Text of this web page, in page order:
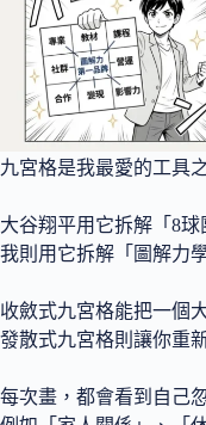
九宮格是我最愛的工具
大谷翔平用它拆解「8球
我則用它拆解「圖解力
收斂式九宮格能把一個
發散式九宮格則讓你重
每次畫，都會看到自